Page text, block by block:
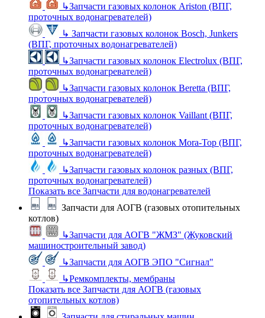
↳Запчасти газовых колонок Ariston (ВПГ,
проточных водонагревателей)
↳ Запчасти газовых колонок Bosch, Junkers
(ВПГ, проточных водонагревателей)
↳Запчасти газовых колонок Electrolux (ВПГ,
проточных водонагревателей)
↳Запчасти газовых колонок Beretta (ВПГ,
проточных водонагревателей)
↳Запчасти газовых колонок Vaillant (ВПГ,
проточных водонагревателей)
↳Запчасти газовых колонок Mora-Top (ВПГ,
проточных водонагревателей)
↳Запчасти газовых колонок разных (ВПГ,
проточных водонагревателей)
Показать все Запчасти для водонагревателей
Запчасти для АОГВ (газовых отопительных
котлов)
↳Запчасти для АОГВ "ЖМЗ" (Жуковский
машиностроительный завод)
↳Запчасти для АОГВ ЭПО "Сигнал"
↳Ремкомплекты, мембраны
Показать все Запчасти для АОГВ (газовых
отопительных котлов)